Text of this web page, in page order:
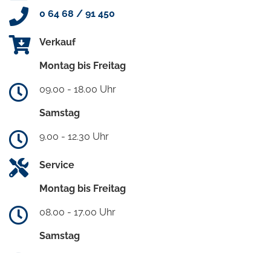
0 64 68 / 91 450
Verkauf
Montag bis Freitag
09.00 - 18.00 Uhr
Samstag
9.00 - 12.30 Uhr
Service
Montag bis Freitag
08.00 - 17.00 Uhr
Samstag